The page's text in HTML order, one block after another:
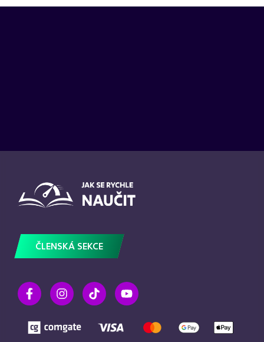
ČLENSKÁ SEKCE